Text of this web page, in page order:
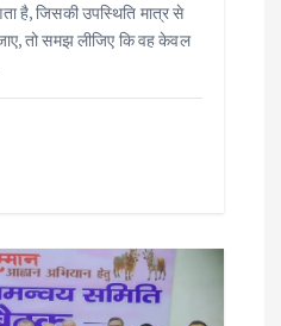
है, जिसकी उपस्थिति मात्र से
तो समझ लीजिए कि वह केवल